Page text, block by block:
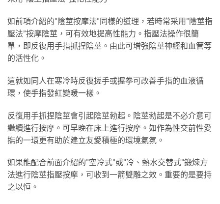
如前項介紹的”陰莖按摩法”同樣的道理，若時常采用”陰莖指
壓法”按摩陰莖，可有效地提高性能力。指壓法操作很簡
單，即反復用手指抓捏陰莖。由此可增強陰莖神經和血管等
的活性化。
這就如同人在寒冷時反復搓手或握拳可改善手指的血液循
環，使手指發紅變暖一樣。
反復用手抓捏陰莖會引起陰莖勃起。陰莖勃起是不必介意可
繼續進行按摩。可早晚在床上進行按摩。如作為性交前性愛
撫的一環更有助於建立友愛積極的環境氣氛。
如果能配合前面介紹的”空冷式”或”冷、熱水交替式”鍛煉方
法進行陰莖指壓按摩，可收到一箭雙雕之效。重要的是要持
之以恒。